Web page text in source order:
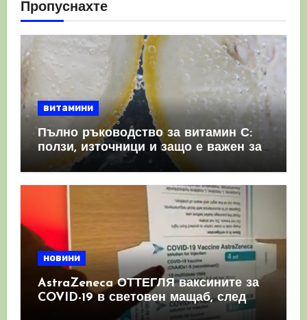
Пропуснахте
витамини
Пълно ръководство за витамин С:
ползи, източници и защо е важен за
имунната система
новини
AstraZeneca ОТТЕГЛЯ ваксините за
COVID-19 в световен мащаб, след
като призна, че те причиняват